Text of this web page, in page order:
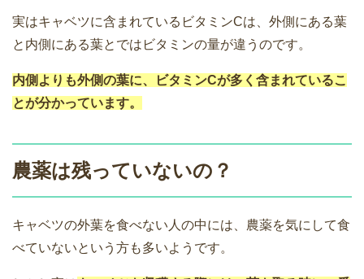
実はキャベツに含まれているビタミンCは、外側にある葉
と内側にある葉とではビタミンの量が違うのです。
内側よりも外側の葉に、ビタミンCが多く含まれているこ
とが分かっています。
農薬は残っていないの？
キャベツの外葉を食べない人の中には、農薬を気にして食
べていないという方も多いようです。